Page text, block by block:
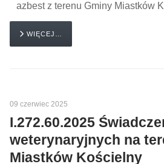
azbest z terenu Gminy Miastków
WIĘCEJ…
09 czerwiec 2025
I.272.60.2025
weterynaryjnych na
Miastków Kościelny